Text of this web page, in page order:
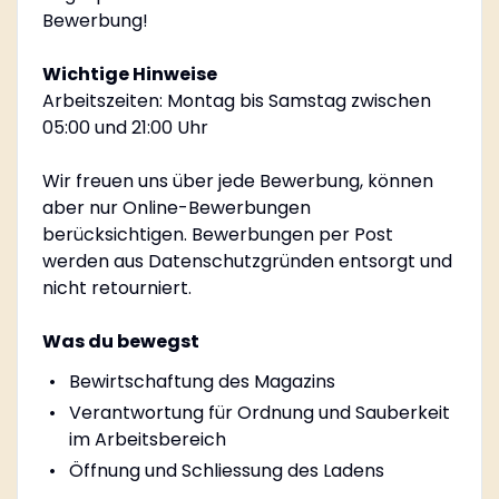
Bewerbung!
Wichtige Hinweise
Arbeitszeiten: Montag bis Samstag zwischen
05:00 und 21:00 Uhr
Wir freuen uns über jede Bewerbung, können
aber nur Online-Bewerbungen
berücksichtigen. Bewerbungen per Post
werden aus Datenschutzgründen entsorgt und
nicht retourniert.
Was du bewegst
Bewirtschaftung des Magazins
Verantwortung für Ordnung und Sauberkeit
im Arbeitsbereich
Öffnung und Schliessung des Ladens